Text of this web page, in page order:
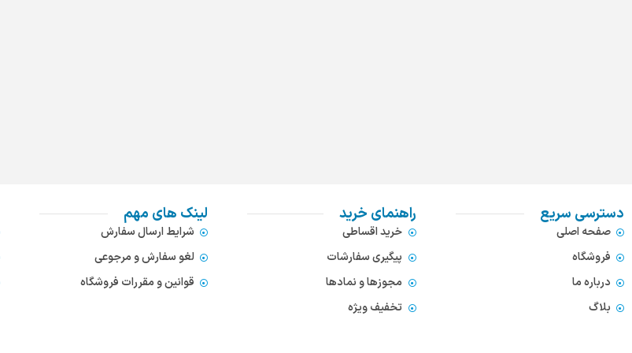
دسترسی سریع
صفحه اصلی
فروشگاه
درباره ما
بلاگ
راهنمای خرید
خرید اقساطی
پیگیری سفارشات
مجوزها و نمادها
تخفیف ویژه
لینک های مهم
شرایط ارسال سفارش
لغو سفارش و مرجوعی
قوانین و مقررات فروشگاه